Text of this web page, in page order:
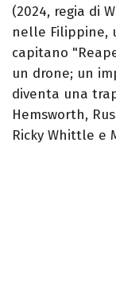
(2024, regia di
nelle Filippine,
capitano
un drone; un
diventa una
Hemsworth,
Ricky Whittle e